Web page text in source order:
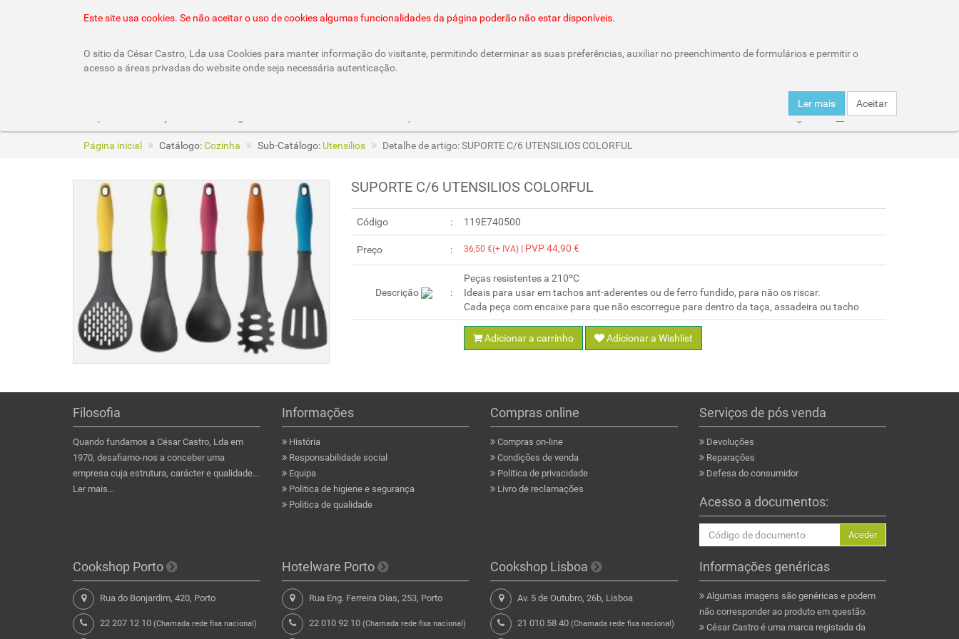
Carro de compras : 0 item
Entregas Horários
Este site usa cookies. Se não aceitar o uso de cookies algumas funcionalidades da página poderão não estar disponíveis.
O sitio da César Castro, Lda usa Cookies para manter informação do visitante, permitindo determinar as suas preferências, auxiliar no preenchimento de formulários e permitir o
acesso a áreas privadas do website onde seja necessária autenticação.
Ler mais Aceitar
Página inicial Catálogo:Cozinha Sub-Catálogo: Utensílios Detalhe de artigo: SUPORTE C/6 UTENSILIOS COLORFUL
SUPORTE C/6 UTENSILIOS COLORFUL
Código 119E740500
Preço 36,50 €(+ IVA) | PVP 44,90 €
Descrição
Peças resistentes a 210ºC
Ideais para usar em tachos ant-aderentes ou de ferro fundido, para não os riscar.
Adicionar a carrinho Adicionar a Wishlist
Filosofia
Quando fundamos a César Castro, Lda em
1970, desafiamo-nos a conceber uma
empresa cuja estrutura, carácter e qualidade...
Ler mais...
Informações
História
Responsabilidade social
Equipa
Politica de higiene e segurança
Politica de qualidade
Compras online
Compras on-line
Condições de venda
Politica de privacidade
Livro de reclamações
Serviços de pós venda
Devoluções
Reparações
Defesa do consumidor
Acesso a documentos:
Aceder
Cookshop Porto
Rua do Bonjardim, 420, Porto
22 207 12 10 (Chamada rede fixa nacional)
Hotelware Porto
Rua Eng. Ferreira Dias, 253, Porto
22 010 92 10 (Chamada rede fixa nacional)
Cookshop Lisboa
Av. 5 de Outubro, 26b, Lisboa
21 010 58 40 (Chamada rede fixa nacional)
Informações genéricas
Algumas imagens são genéricas e podem
não corresponder ao produto em questão.
César Castro é uma marca registada da